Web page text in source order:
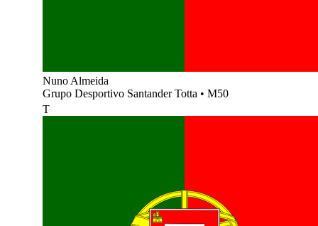
Nuno Almeida
Grupo Desportivo Santander Totta • M50
T